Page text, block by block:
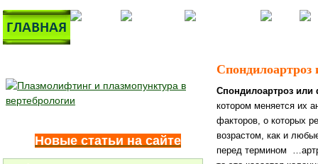
Новые статьи на сайте
Спондилоартроз
Спондилоартроз или
котором меняется их
факторов, о которых
возрастом, как и
перед термином